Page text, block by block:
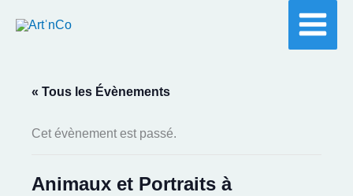
« Tous les Évènements
Cet évènement est passé.
Animaux et Portraits à